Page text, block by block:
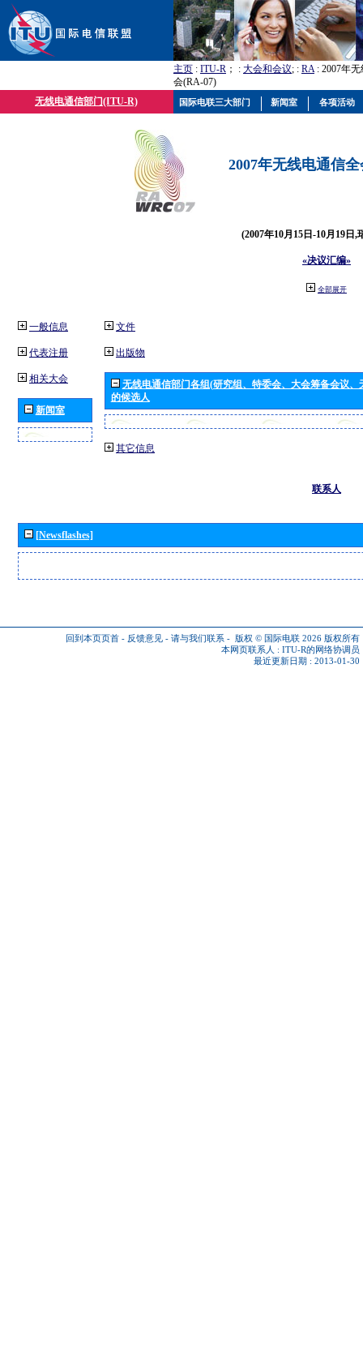
主页 : ITU-R ； : 大会和会议; : RA: 2007年
会(RA-07)
无线电通信部门(ITU-R)
2007年无线电通信
(2007年10月15日-10月19日,
«决议汇编»
全部展开
一般信息
代表注册
相关大会
新闻室
文件
出版物
无线电通信部门各组(研究组、特委会、大会筹备会议
的候选人
其它信息
联系人
[Newsflashes]
回到本页页首 - 反馈意见 - 请与我们联系 - 版权 © 国际电联 2026 版权所有
本网页联系人 : ITU-R的网络协调员
最近更新日期 : 2013-01-30
国际电联三大部门 新闻室 各项活动